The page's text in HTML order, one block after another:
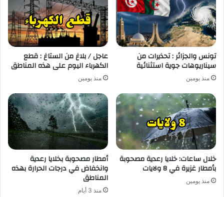
تونس والجزائر : تحذيرات من
سيناريوهات جوية استثنائية
منذ يومين
عاجل / بلاغ من الستاغ : قطع
الكهرباء اليوم على هذه المناطق
منذ يومين
خلال ساعات: خلايا رعدية مصحوبة
بأمطار غزيرة في 8 ولايات
منذ يومين
أمطار مصحوبة بخلايا رعدية
وانخفاض في درجات الحرارة بهذه
المناطق
منذ 3 أيام